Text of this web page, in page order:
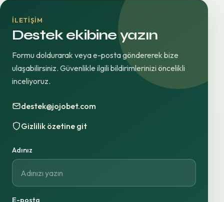
İLETIŞIM
Destek ekibine yazın
Formu doldurarak veya e-posta göndererek bize
ulaşabilirsiniz. Güvenlikle ilgili bildirimlerinizi öncelikli
inceliyoruz.
destek@jojobet.com
Gizlilik özetine git
Adınız
E-posta